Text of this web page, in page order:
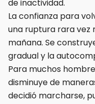
de inactividad.
La confianza para
una ruptura rara vez
mañana. Se
gradual y la
Para muchos
disminuye de
decidió marcharse,